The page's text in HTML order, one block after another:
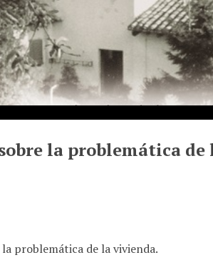
la problemática
problemática de la vivienda.